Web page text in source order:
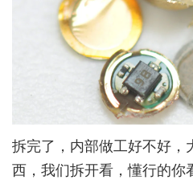
拆完了，内部做工好不好
西，我们拆开看，懂行的你